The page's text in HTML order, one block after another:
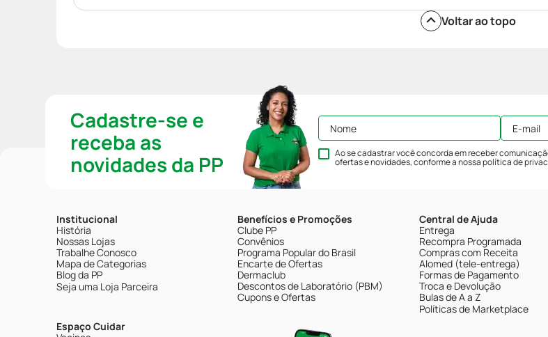
Voltar ao topo
Cadastre-se e
receba as
novidades da PP
Ao se cadastrar você concorda em receber
ofertas e novidades, conforme a nossapolítica de
Institucional
História
Nossas Lojas
Trabalhe Conosco
Mapa de Categorias
Blog da PP
Seja uma Loja Parceira
Espaço Cuidar
Benefícios e Promoções
Clube PP
Convênios
Programa Popular do Brasil
Encarte de Ofertas
Dermaclub
Descontos de Laboratório (PBM)
Cupons e Ofertas
Central de Ajuda
Entrega
Recompra Programada
Compras com Receita
Alomed (tele-entrega)
Formas de Pagamento
Troca e Devolução
Bulas de A a Z
Políticas de Marketplace